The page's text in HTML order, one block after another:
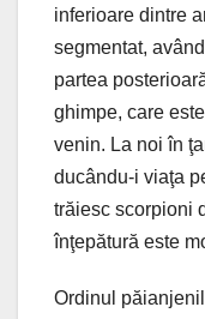
inferioare dintre
segmentat,
partea
ghimpe, care
venin. La noi în
ducându-i viaţa
trăiesc scorpioni
înţepătură este
Ordinul